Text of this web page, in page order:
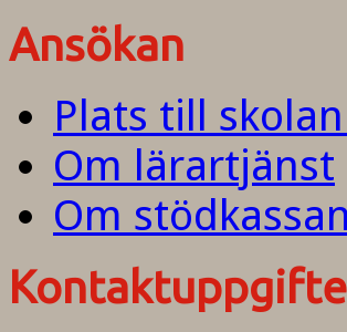
Ansökan
Plats till
Om lärartjänst
Om stödkassan